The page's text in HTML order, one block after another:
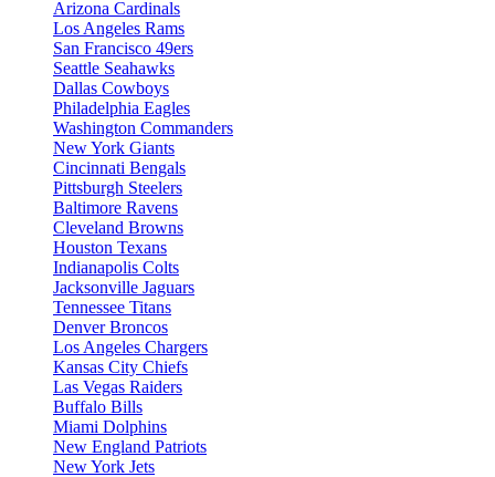
Arizona Cardinals
Los Angeles Rams
San Francisco 49ers
Seattle Seahawks
Dallas Cowboys
Philadelphia Eagles
Washington Commanders
New York Giants
Cincinnati Bengals
Pittsburgh Steelers
Baltimore Ravens
Cleveland Browns
Houston Texans
Indianapolis Colts
Jacksonville Jaguars
Tennessee Titans
Denver Broncos
Los Angeles Chargers
Kansas City Chiefs
Las Vegas Raiders
Buffalo Bills
Miami Dolphins
New England Patriots
New York Jets